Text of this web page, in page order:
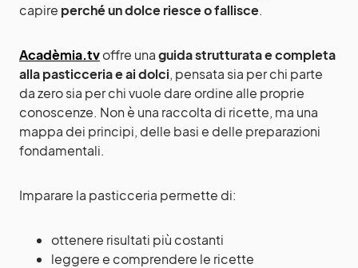
capire perché un dolce riesce o fallisce.
Acadèmia.tvoffre unaguida strutturata e completa
alla pasticceria e ai dolci, pensata sia per chi parte
da zero sia per chi vuole dare ordine alle proprie
conoscenze. Non è una raccolta di ricette, ma una
mappa dei principi, delle basi e delle preparazioni
fondamentali.
Imparare la pasticceria permette di:
ottenere risultati più costanti
leggere e comprendere le ricette